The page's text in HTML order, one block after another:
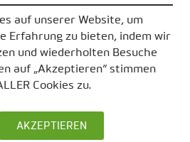
auf unserer Website, um
Erfahrung zu bieten, indem wir
und wiederholten Besuche
auf „Akzeptieren“ stimmen
Cookies zu.
AKZEPTIEREN